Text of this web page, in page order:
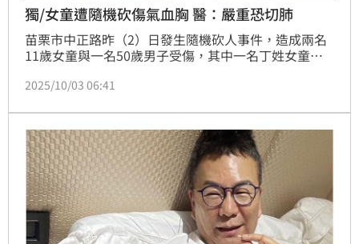
獨/女童遭隨機砍傷氣血胸 醫：嚴重恐切肺
苗栗市中正路昨（2）日發生隨機砍人事件，造成兩名
11歲女童與一名50歲男子受傷，其中一名丁姓女童胸
定。新竹馬偕醫院胸腔外科主任陳百璽表示，肺臟就像
而氣血胸則是有血液滲出，若傷到肺臟較深的血管，可
能造成無法立即修補的狀況，嚴重恐需要部份切除，找
到出血源頭，可能喪失部分肺臟功能。
2025/10/03 06:41